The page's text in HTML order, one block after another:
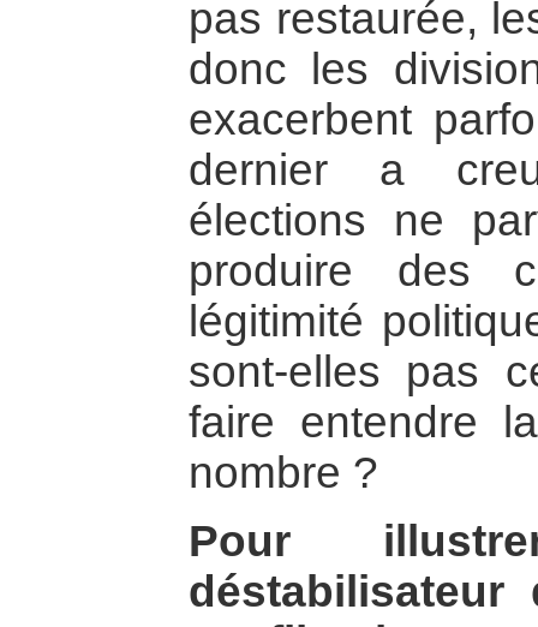
pas restaurée,
donc les
exacerbent
dernier a
élections ne
produire des
légitimité
sont-elles pas
faire entendre
nombre ?
Pour